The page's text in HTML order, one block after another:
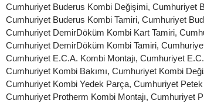
Cumhuriyet Buderus Kombi Değişimi, Cumhuriyet
Cumhuriyet Buderus Kombi Tamiri, Cumhuriyet
Cumhuriyet DemirDöküm Kombi Kart Tamiri,
Cumhuriyet DemirDöküm Kombi Tamiri,
Cumhuriyet E.C.A. Kombi Montajı, Cumhuriyet
Cumhuriyet Kombi Bakımı, Cumhuriyet Kombi
Cumhuriyet Kombi Yedek Parça, Cumhuriyet
Cumhuriyet Protherm Kombi Montajı, Cumhuriyet